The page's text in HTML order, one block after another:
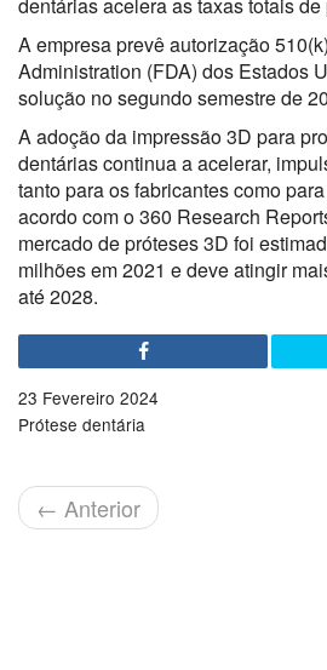
dentárias acelera as taxas totais de
A empresa prevê autorização
Administration (FDA) dos Estados
solução no segundo semestre de
A adoção da impressão 3D para
dentárias continua a acelerar,
tanto para os fabricantes como
acordo com o 360 Research
mercado de próteses 3D foi
milhões em 2021 e deve atingir
até 2028.
23 Fevereiro 2024
Prótese dentária
← Anterior